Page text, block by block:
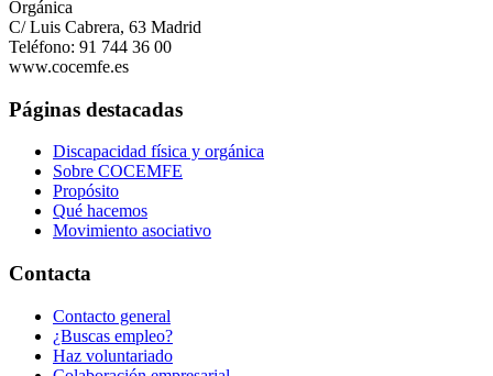
Orgánica
C/ Luis Cabrera, 63 Madrid
Teléfono: 91 744 36 00
www.cocemfe.es
Páginas destacadas
Discapacidad física y orgánica
Sobre COCEMFE
Propósito
Qué hacemos
Movimiento asociativo
Contacta
Contacto general
¿Buscas empleo?
Haz voluntariado